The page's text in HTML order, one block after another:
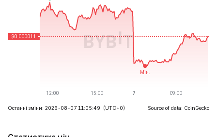
Останні зміни: 2026-08-07 11:05:49. (UTC+0) Source of data: CoinGecko